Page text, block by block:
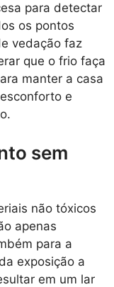
para detectar
os pontos
vedação faz
que o frio faça
manter a casa
e
sem
não tóxicos
apenas
para a
exposição a
em um lar